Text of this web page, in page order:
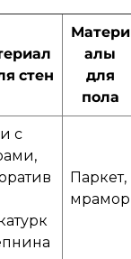
стен
Матери
алы
для
пола
с
Паркет,
мрамор